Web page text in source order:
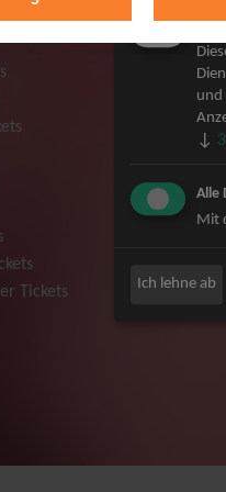
Tickets
Herbert
Deep
Howard
Jan
Bob
Mark
und
↓ 3
Alle
Mit
Ich lehne ab